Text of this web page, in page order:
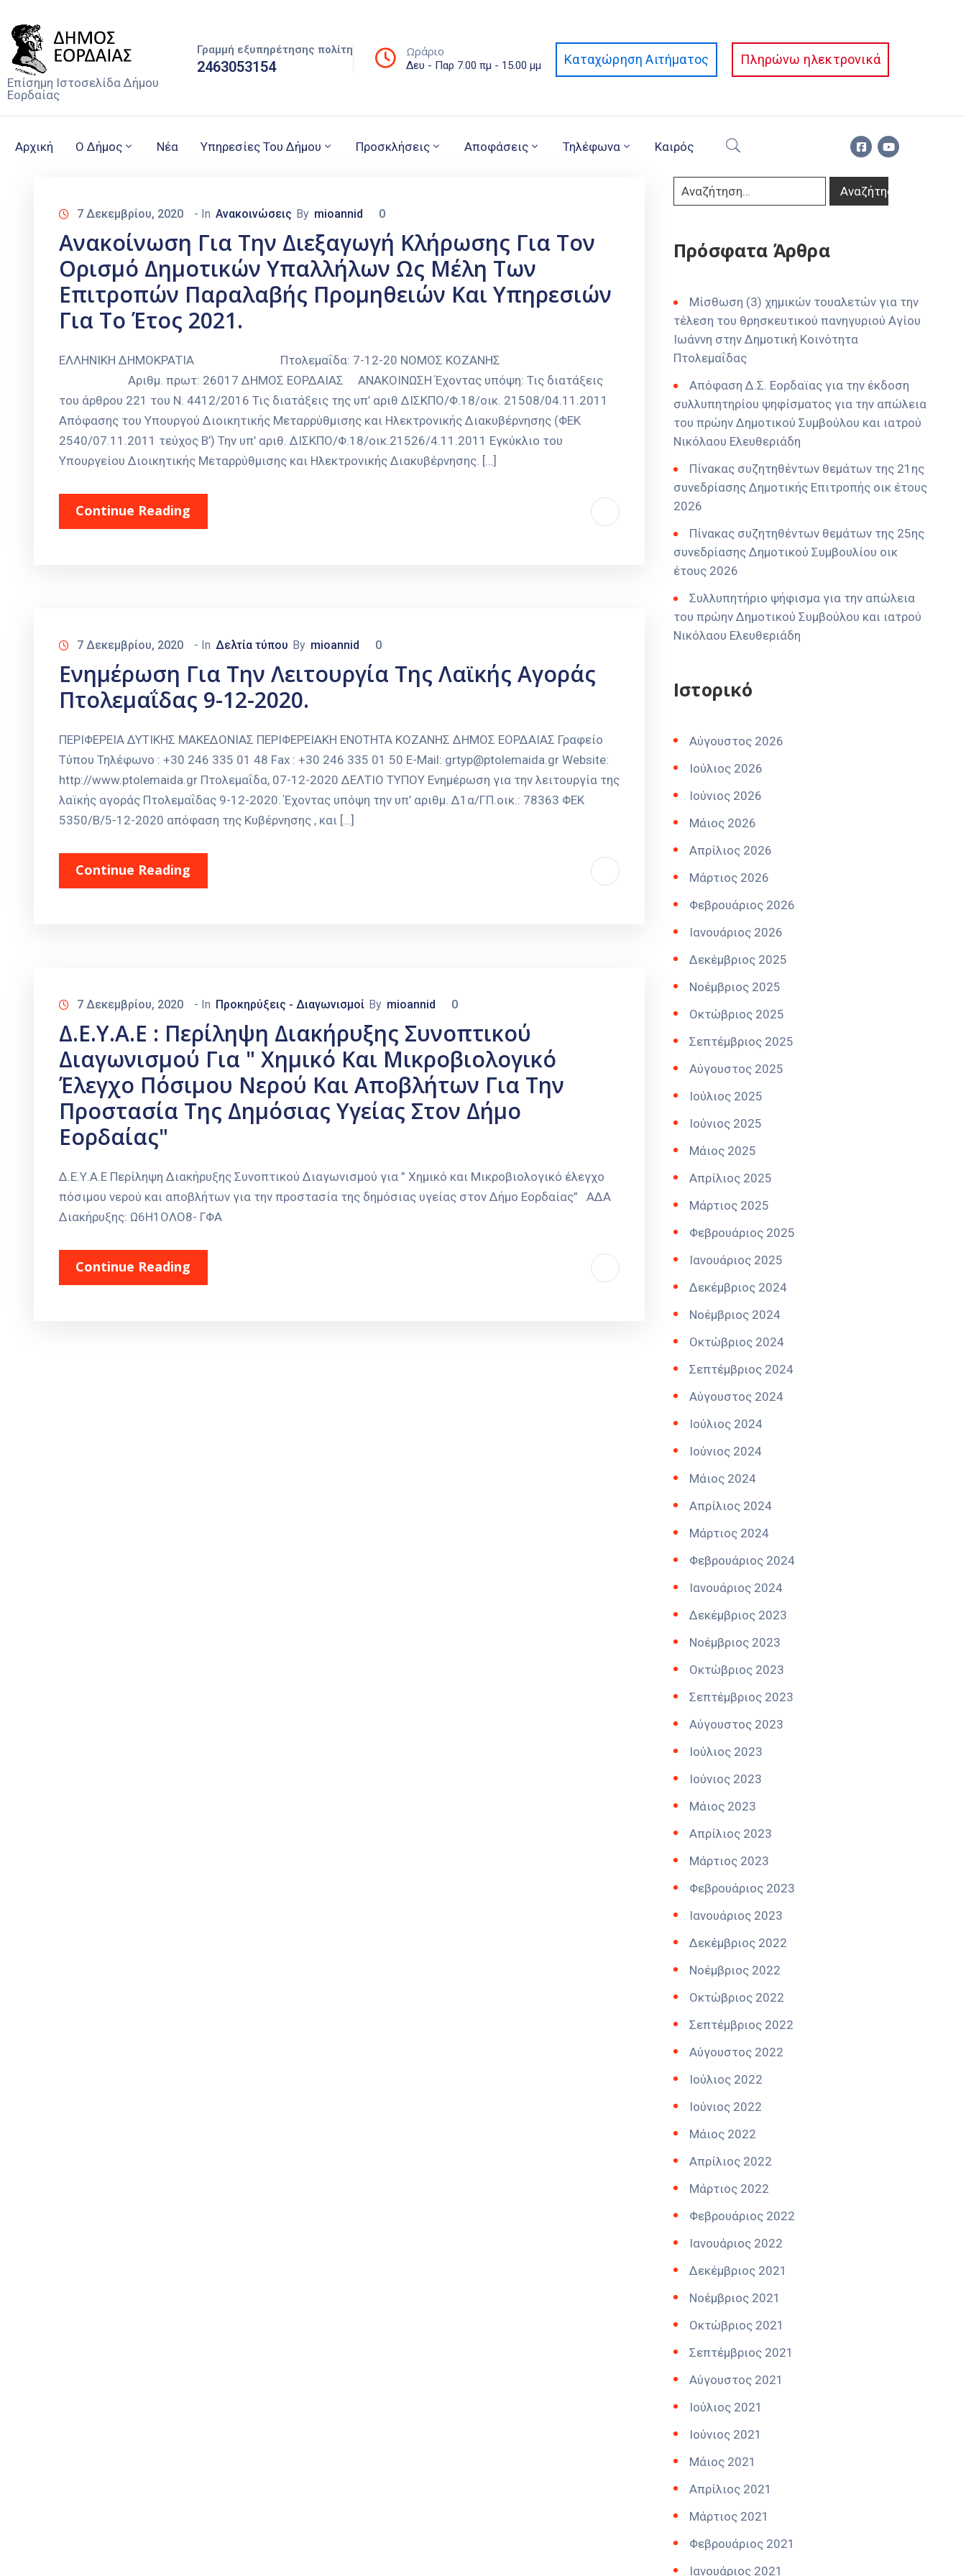
Επίσημη Ιστοσελίδα Δήμου
Εορδαίας
Γραμμή εξυπηρέτησης πολίτη
2463053154
Ωράριο
Δευ - Παρ 7.00 πμ - 15.00 μμ Καταχώρηση Αιτήματος Πληρώνω ηλεκτρονικά
Αρχική Ο Δήμος Νέα Υπηρεσίες Του Δήμου Προσκλήσεις Αποφάσεις Τηλέφωνα Καιρός
7 Δεκεμβρίου, 2020 - In Ανακοινώσεις By mioannid 0
Ανακοίνωση Για Την Διεξαγωγή Κλήρωσης Για Τον
Ορισμό Δημοτικών Υπαλλήλων Ως Μέλη Των
Επιτροπών Παραλαβής Προμηθειών Και Υπηρεσιών
Για Το Έτος 2021.
ΕΛΛΗΝΙΚΗ ΔΗΜΟΚΡΑΤΙΑ Πτολεμαΐδα: 7-12-20 ΝΟΜΟΣ ΚΟΖΑΝΗΣ
Αριθμ. πρωτ: 26017 ΔΗΜΟΣ ΕΟΡΔΑΙΑΣ ΑΝΑΚΟΙΝΩΣΗ Έχοντας υπόψη: Τις διατάξεις
του άρθρου 221 του N. 4412/2016 Τις διατάξεις της υπ’ αριθ ΔΙΣΚΠΟ/Φ.18/οικ. 21508/04.11.2011
Απόφασης του Υπουργού Διοικητικής Μεταρρύθμισης και Ηλεκτρονικής Διακυβέρνησης (ΦΕΚ
2540/07.11.2011 τεύχος Β’) Την υπ’ αριθ. ΔΙΣΚΠΟ/Φ.18/οικ.21526/4.11.2011 Εγκύκλιο του
Υπουργείου Διοικητικής Μεταρρύθμισης και Ηλεκτρονικής Διακυβέρνησης. […]
Continue Reading
7 Δεκεμβρίου, 2020 - In Δελτία τύπου By mioannid 0
Ενημέρωση Για Την Λειτουργία Της Λαϊκής Αγοράς
Πτολεμαΐδας 9-12-2020.
ΠΕΡΙΦΕΡΕΙΑ ΔΥΤΙΚΗΣ ΜΑΚΕΔΟΝΙΑΣ ΠΕΡΙΦΕΡΕΙΑΚΗ ΕΝΟΤΗΤΑ ΚΟΖΑΝΗΣ ΔΗΜΟΣ ΕΟΡΔΑΙΑΣ Γραφείο
Τύπου Τηλέφωνο : +30 246 335 01 48 Fax : +30 246 335 01 50 E-Mail: grtyp@ptolemaida.gr Website:
http://www.ptolemaida.gr Πτολεμαΐδα, 07-12-2020 ΔΕΛΤΙΟ ΤΥΠΟΥ Ενημέρωση για την λειτουργία της
λαϊκής αγοράς Πτολεμαΐδας 9-12-2020. Έχοντας υπόψη την υπ’ αριθμ. Δ1α/ΓΠ.οικ.: 78363 ΦΕΚ
5350/Β/5-12-2020 απόφαση της Κυβέρνησης , και […]
Continue Reading
7 Δεκεμβρίου, 2020 - In Προκηρύξεις - Διαγωνισμοί By mioannid 0
Δ.Ε.Υ.Α.Ε : Περίληψη Διακήρυξης Συνοπτικού
Διαγωνισμού Για " Χημικό Και Μικροβιολογικό
Έλεγχο Πόσιμου Νερού Και Αποβλήτων Για Την
Προστασία Της Δημόσιας Υγείας Στον Δήμο
Εορδαίας"
Δ.Ε.Υ.Α.Ε Περίληψη Διακήρυξης Συνοπτικού Διαγωνισμού για ” Χημικό και Μικροβιολογικό έλεγχο
πόσιμου νερού και αποβλήτων για την προστασία της δημόσιας υγείας στον Δήμο Εορδαίας” ΑΔΑ
Διακήρυξης: Ω6Η1ΟΛΟ8- ΓΦΑ
Continue Reading
Πρόσφατα Άρθρα
Μίσθωση (3) χημικών τουαλετών για την
τέλεση του θρησκευτικού πανηγυριού Αγίου
Ιωάννη στην Δημοτική Κοινότητα
Πτολεμαΐδας
Απόφαση Δ.Σ. Εορδαϊας για την έκδοση
συλλυπητηρίου ψηφίσματος για την απώλεια
του πρώην Δημοτικού Συμβούλου και ιατρού
Νικόλαου Ελευθεριάδη
Πίνακας συζητηθέντων θεμάτων της 21ης
συνεδρίασης Δημοτικής Επιτροπής οικ έτους
2026
Πίνακας συζητηθέντων θεμάτων της 25ης
συνεδρίασης Δημοτικού Συμβουλίου οικ
έτους 2026
Συλλυπητήριο ψήφισμα για την απώλεια
του πρώην Δημοτικού Συμβούλου και ιατρού
Νικόλαου Ελευθεριάδη
Ιστορικό
Αύγουστος 2026
Ιούλιος 2026
Ιούνιος 2026
Μάιος 2026
Απρίλιος 2026
Μάρτιος 2026
Φεβρουάριος 2026
Ιανουάριος 2026
Δεκέμβριος 2025
Νοέμβριος 2025
Οκτώβριος 2025
Σεπτέμβριος 2025
Αύγουστος 2025
Ιούλιος 2025
Ιούνιος 2025
Μάιος 2025
Απρίλιος 2025
Μάρτιος 2025
Φεβρουάριος 2025
Ιανουάριος 2025
Δεκέμβριος 2024
Νοέμβριος 2024
Οκτώβριος 2024
Σεπτέμβριος 2024
Αύγουστος 2024
Ιούλιος 2024
Ιούνιος 2024
Μάιος 2024
Απρίλιος 2024
Μάρτιος 2024
Φεβρουάριος 2024
Ιανουάριος 2024
Δεκέμβριος 2023
Νοέμβριος 2023
Οκτώβριος 2023
Σεπτέμβριος 2023
Αύγουστος 2023
Ιούλιος 2023
Ιούνιος 2023
Μάιος 2023
Απρίλιος 2023
Μάρτιος 2023
Φεβρουάριος 2023
Ιανουάριος 2023
Δεκέμβριος 2022
Νοέμβριος 2022
Οκτώβριος 2022
Σεπτέμβριος 2022
Αύγουστος 2022
Ιούλιος 2022
Ιούνιος 2022
Μάιος 2022
Απρίλιος 2022
Μάρτιος 2022
Φεβρουάριος 2022
Ιανουάριος 2022
Δεκέμβριος 2021
Νοέμβριος 2021
Οκτώβριος 2021
Σεπτέμβριος 2021
Αύγουστος 2021
Ιούλιος 2021
Ιούνιος 2021
Μάιος 2021
Απρίλιος 2021
Μάρτιος 2021
Φεβρουάριος 2021
Ιανουάριος 2021